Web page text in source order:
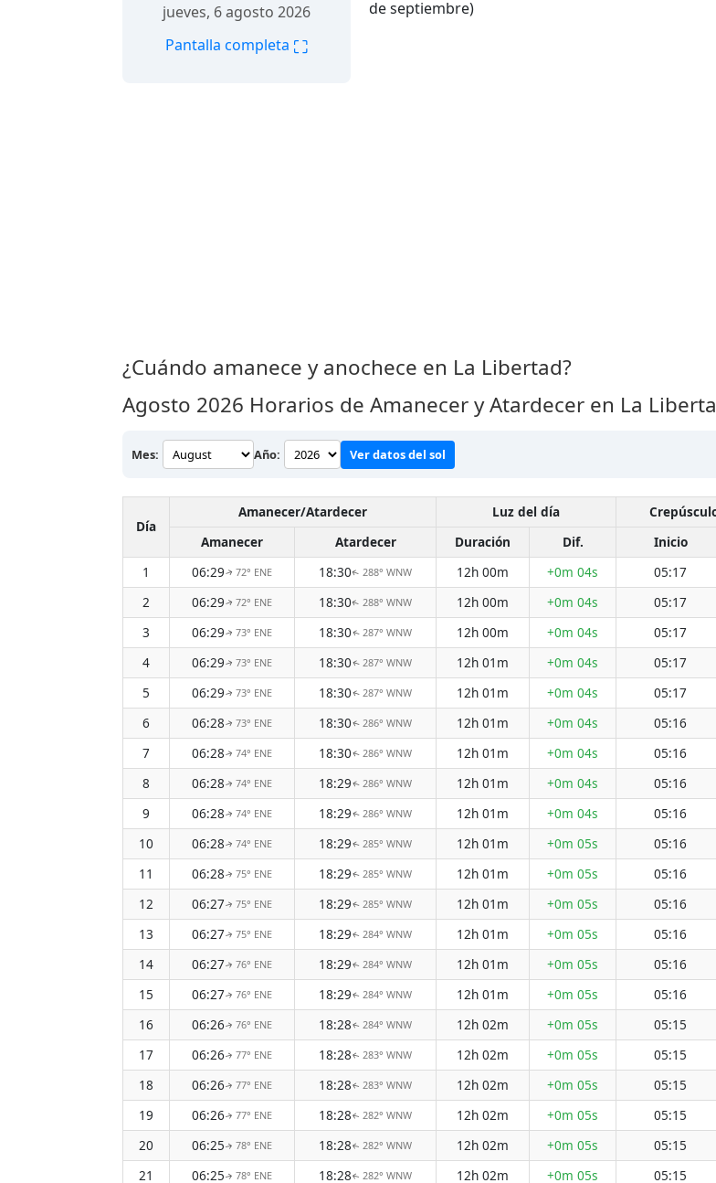
jueves, 6 agosto 2026
Pantalla completa ⛶
de septiembre)
¿Cuándo amanece y anochece en La Libertad?
Agosto 2026 Horarios de Amanecer y Atardecer en La
Mes: Año: Ver datos del sol
Día
Amanecer/Atardecer Luz del día
Amanecer
Atardecer Duración Dif. Inicio
1
06:29↑72° ENE 18:30↑ 288° WNW 12h 00m +0m 04s 05:17
2
06:29↑72° ENE 18:30↑ 288° WNW 12h 00m +0m 04s 05:17
3
06:29↑73° ENE 18:30↑ 287° WNW 12h 00m +0m 04s 05:17
4
06:29↑73° ENE 18:30↑ 287° WNW 12h 01m +0m 04s 05:17
5
06:29↑73° ENE 18:30↑ 287° WNW 12h 01m +0m 04s 05:17
6
06:28↑73° ENE 18:30↑ 286° WNW 12h 01m +0m 04s 05:16
7
06:28↑ 74° ENE 18:30↑ 286° WNW 12h 01m +0m 04s 05:16
8
06:28↑ 74° ENE 18:29↑ 286° WNW 12h 01m +0m 04s 05:16
9
06:28↑ 74° ENE 18:29↑ 286° WNW 12h 01m +0m 04s 05:16
10
06:28↑ 74° ENE 18:29↑ 285° WNW 12h 01m +0m 05s 05:16
11
06:28↑ 75° ENE 18:29↑ 285° WNW 12h 01m +0m 05s 05:16
12
06:27↑ 75° ENE 18:29↑ 285° WNW 12h 01m +0m 05s 05:16
13
06:27↑ 75° ENE 18:29↑ 284° WNW 12h 01m +0m 05s 05:16
14
06:27↑ 76° ENE 18:29↑ 284° WNW 12h 01m +0m 05s 05:16
15
06:27↑ 76° ENE 18:29↑ 284° WNW 12h 01m +0m 05s 05:16
16
06:26↑ 76° ENE 18:28↑ 284° WNW 12h 02m +0m 05s 05:15
17
06:26↑ 77° ENE 18:28↑ 283° WNW 12h 02m +0m 05s 05:15
18
06:26↑ 77° ENE 18:28↑ 283° WNW 12h 02m +0m 05s 05:15
19
06:26↑ 77° ENE 18:28↑ 282° WNW 12h 02m +0m 05s 05:15
20
06:25↑ 78° ENE 18:28↑ 282° WNW 12h 02m +0m 05s 05:15
21
06:25↑ 78° ENE 18:28↑ 282° WNW 12h 02m +0m 05s 05:15